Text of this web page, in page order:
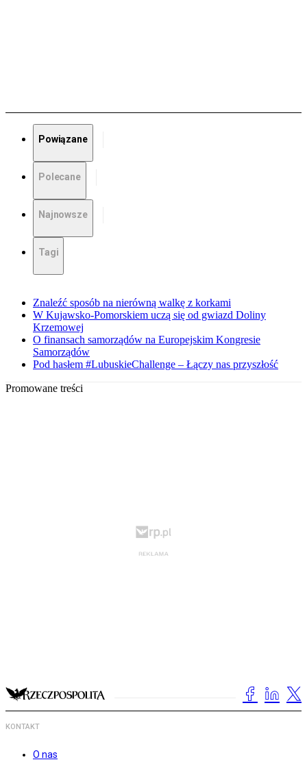
Powiązane
Polecane
Najnowsze
Tagi
Znaleźć sposób na nierówną walkę z korkami
W Kujawsko-Pomorskiem uczą się od gwiazd Doliny
Krzemowej
O finansach samorządów na Europejskim Kongresie
Samorządów
Pod hasłem #LubuskieChallenge – Łączy nas przyszłość
Promowane treści
KONTAKT
O nas